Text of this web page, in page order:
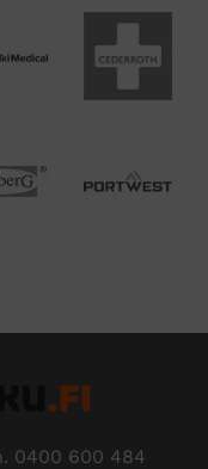
0400 600 484